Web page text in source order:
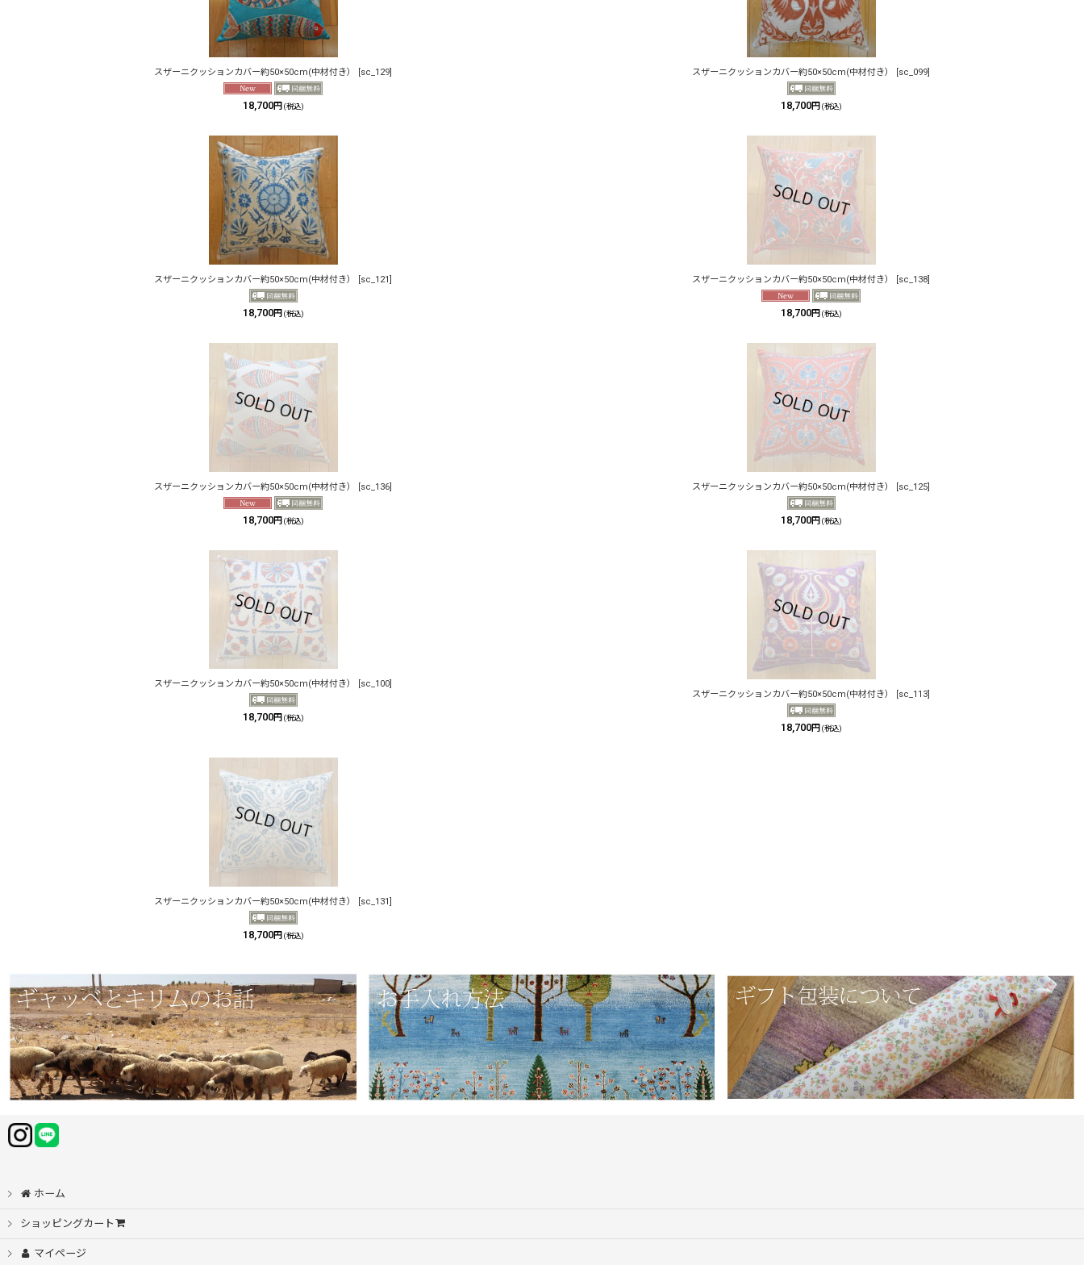
スザーニクッションカバー約50×50cm(中材付き） [sc_129]
18,700円 (税込)
スザーニクッションカバー約50×50cm(中材付き） [sc_099]
18,700円 (税込)
スザーニクッションカバー約50×50cm(中材付き） [sc_121]
18,700円 (税込)
スザーニクッションカバー約50×50cm(中材付き） [sc_138]
18,700円 (税込)
スザーニクッションカバー約50×50cm(中材付き） [sc_136]
18,700円 (税込)
スザーニクッションカバー約50×50cm(中材付き） [sc_125]
18,700円 (税込)
スザーニクッションカバー約50×50cm(中材付き） [sc_100]
18,700円 (税込)
スザーニクッションカバー約50×50cm(中材付き） [sc_113]
18,700円 (税込)
スザーニクッションカバー約50×50cm(中材付き） [sc_131]
18,700円 (税込)
ホーム
ショッピングカート
マイページ